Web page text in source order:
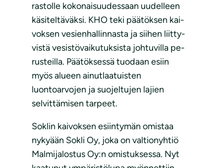
ras­tol­le ko­ko­nai­suu­des­saan uu­del­leen
kä­si­tel­tä­väk­si. KHO teki päätöksen kai­
vok­sen ve­sien­hal­lin­nas­ta ja sii­hen liit­ty­
vis­tä ve­sis­tö­vai­ku­tuk­sis­ta joh­tu­vil­la pe­
rus­teil­la. Päätöksessä tuodaan esiin
myös alueen ainutlaatuisten
luontoarvojen ja suojeltujen lajien
selvittämisen tarpeet.
Soklin kaivoksen esiintymän omistaa
nykyään Sokli Oy, joka on valtionyhtiö
Malmijalostus Oy:n omistuksessa. Nyt